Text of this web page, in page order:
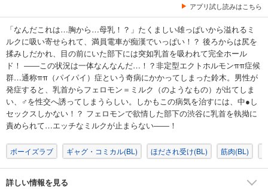
アプリ試し読みはこちら
「なんだこれは…胸から…母乳！？」たくましい雄っぱいから溢れるミ
ルクに吸い寄せられて、満員電車が痴漢でいっぱい！？ 後ろからは尻を
揉みしだかれ、目の前にいた部下には突如乳首を吸われて完全ホール
ド！ ――この状況は一体なんなんだ…！？非定型エクトホルモンππ症候
群…通称ππ（パイパイ）症という奇病にかかってしまった鈴木。男性が
発症すると、乳首からフェロモン＝ミルク（のようなもの）が出てしま
い、♂を性交へ誘ってしまうらしい。しかもこの病気を治すには、中●し
セックスしかない！？ フェロモンで欲情した部下の渋谷に乳首を執拗に
責められて…エッチなミルクが止まらない――！
ボーイズラブ ギャグ・コミカル(BL) ほだされ受け(BL) 筋肉(BL)
詳しい情報を見る